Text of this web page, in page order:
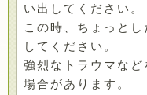
い出してください。
この時、ちょっと
してください。
強烈なトラウマな
場合があります。